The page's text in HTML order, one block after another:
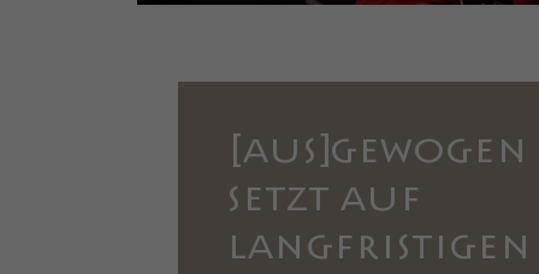
[AUS]GEWOGEN
SETZT AUF
LANGFRISTIGEN